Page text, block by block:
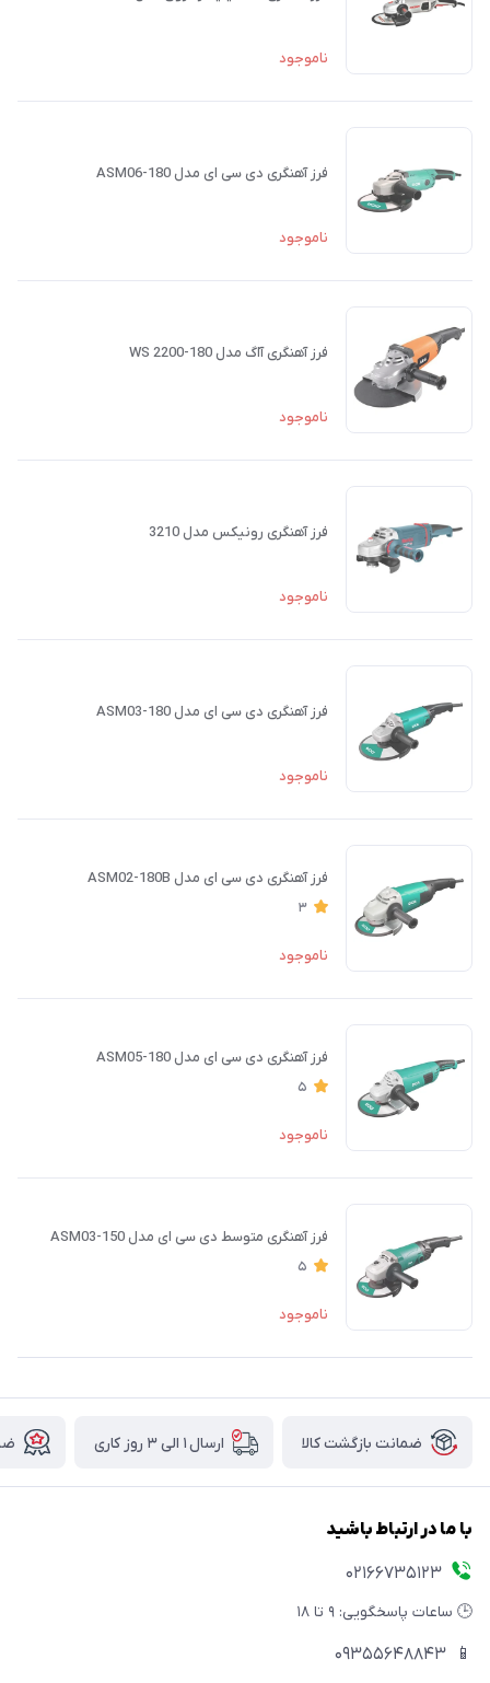
ناموجود
فرز آهنگری دی سی ای مدل ASM06-180
ناموجود
فرز آهنگری آاگ مدل WS 2200-180
ناموجود
فرز آهنگری رونیکس مدل 3210
ناموجود
فرز آهنگری دی سی ای مدل ASM03-180
ناموجود
فرز آهنگری دی سی ای مدل ASM02-180B
3
ناموجود
فرز آهنگری دی سی ای مدل ASM05-180
5
ناموجود
فرز آهنگری متوسط دی سی ای مدل ASM03-150
5
ناموجود
ضمانت بازگشت کالا ارسال ۱ الی ۳ روز کاری
با ما در ارتباط باشید
02166735123
🕒 ساعات پاسخگویی: ۹ تا ۱۸
📱
09355648843